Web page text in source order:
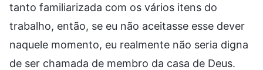
tanto familiarizada com os vários itens do
trabalho, então, se eu não aceitasse esse dever
naquele momento, eu realmente não seria digna
de ser chamada de membro da casa de Deus.